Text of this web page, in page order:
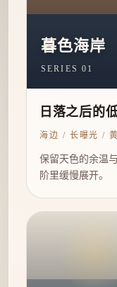
暮色海岸
SERIES 01
日落之后的
海边 / 长曝光 /
保留天色的余温
阶里缓慢展开。